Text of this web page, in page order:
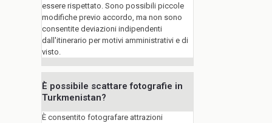
essere rispettato. Sono possibili piccole
modifiche previo accordo, ma non sono
consentite deviazioni indipendenti
dall'itinerario per motivi amministrativi e di
visto.
È possibile scattare fotografie in
Turkmenistan?
È consentito fotografare attrazioni